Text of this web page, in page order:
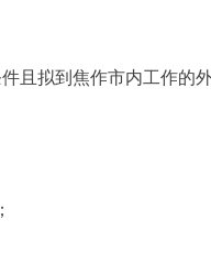
且拟到焦作市内工作的